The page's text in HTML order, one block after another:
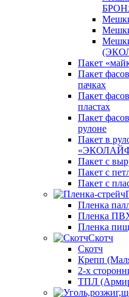
Пакет
Пакет
пачках
Пакет
пластах
Пакет
рулоне
Пакет в
Пакет с
Пакет с
Пакет с
Пленка
Пленка
Пленка
Скотч
Скотч
Крепп
2-х
ТПЛ